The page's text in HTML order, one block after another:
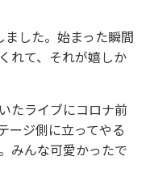
した。始まった瞬間
れて、それが嬉しか
たライブにコロナ前
ージ側に立ってやる
みんな可愛かったで